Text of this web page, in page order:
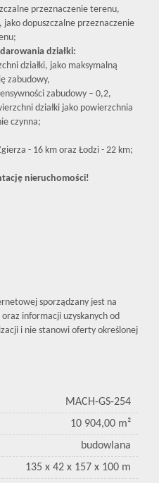
przeznaczenie terenu,
jako dopuszczalne przeznaczenie
działki:
działki, jako maksymalną
zabudowy,
zabudowy – 0,2,
działki jako powierzchnia
czynna;
- 16 km oraz Łodzi - 22 km;
nieruchomości!
sporządzany jest na
informacji uzyskanych od
i nie stanowi oferty określonej
MACH-GS-254
10 904,00 m²
budowlana
135 x 42 x 157 x 100 m